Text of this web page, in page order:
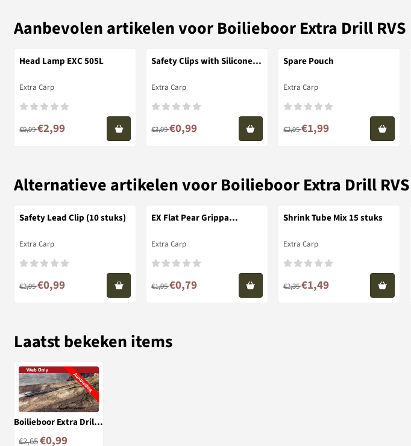
Aanbevolen artikelen voor Boilieboor Extra Drill RVS
Head Lamp EXC 505L
Merk:
Extra Carp
Van 9,99 voor 2,99
€9,99€2,99
Safety Clips with Silicone
Merk:
Extra Carp
Van 3,99 voor 0,99
€3,99€0,99
Spare Pouch
Merk:
Extra Carp
Van 2,95 voor 1,99
€2,95€1,99
Alternatieve artikelen voor Boilieboor Extra Drill RVS
Safety Lead Clip (10 stuks)
Merk:
Extra Carp
Van 2,95 voor 0,99
€2,95€0,99
EX Flat Pear Grippa
Merk:
Extra Carp
Van 1,95 voor 0,79
€1,95€0,79
Shrink Tube Mix 15 stuks
Merk:
Extra Carp
Van 2,35 voor 1,49
€2,35€1,49
Laatst bekeken items
Boilieboor Extra Drill
€2,65€0,99